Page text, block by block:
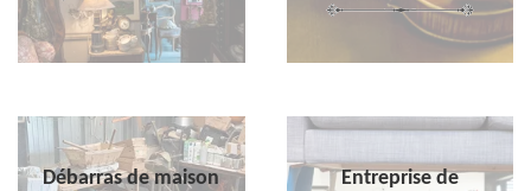
Débarras de maison
Entreprise de